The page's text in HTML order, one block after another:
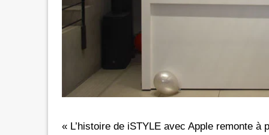
« L’histoire de iSTYLE avec Apple remonte